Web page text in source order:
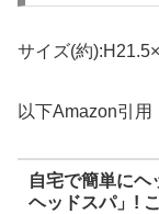
サイズ(約
以下Amazon引用
自宅で簡単にヘ
ヘッドスパ」!